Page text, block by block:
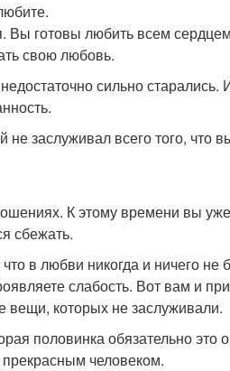
Вы готовы любить всем
свою любовь.
сильно старались.
заслуживал всего того, что
К этому времени вы
сбежать.
в любви никогда и ничего не
слабость. Вот вам и
вещи, которых не заслуживали.
половинка обязательно это
человеком.